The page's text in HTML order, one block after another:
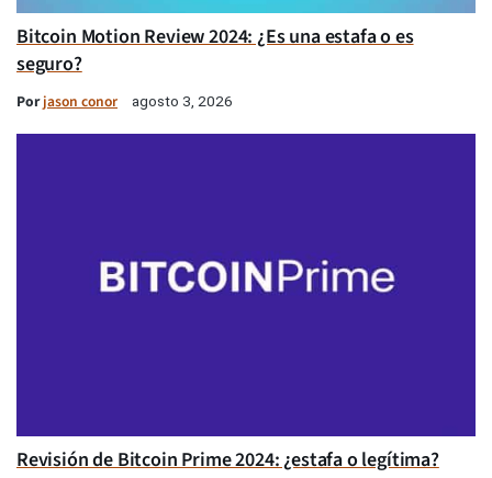
Bitcoin Motion Review 2024: ¿Es una estafa o es
seguro?
Porjason conor agosto 3, 2026
Revisión de Bitcoin Prime 2024: ¿estafa o legítima?